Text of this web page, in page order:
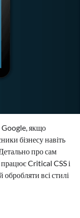
Google, якщо
бізнесу навіть
про сам
Critical CSS і
всі стилі